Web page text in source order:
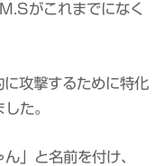
がこれまでになく
攻撃するために特化
た。
」と名前を付け、